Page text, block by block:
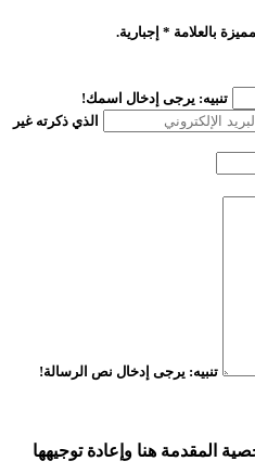
بالعلامة * إجبارية.
تنبيه: يرجى إدخال اسمك!
الذي ذكرته غير
تنبيه: يرجى إدخال نص الرسالة!
المقدمة هنا وإعادة توجيهها